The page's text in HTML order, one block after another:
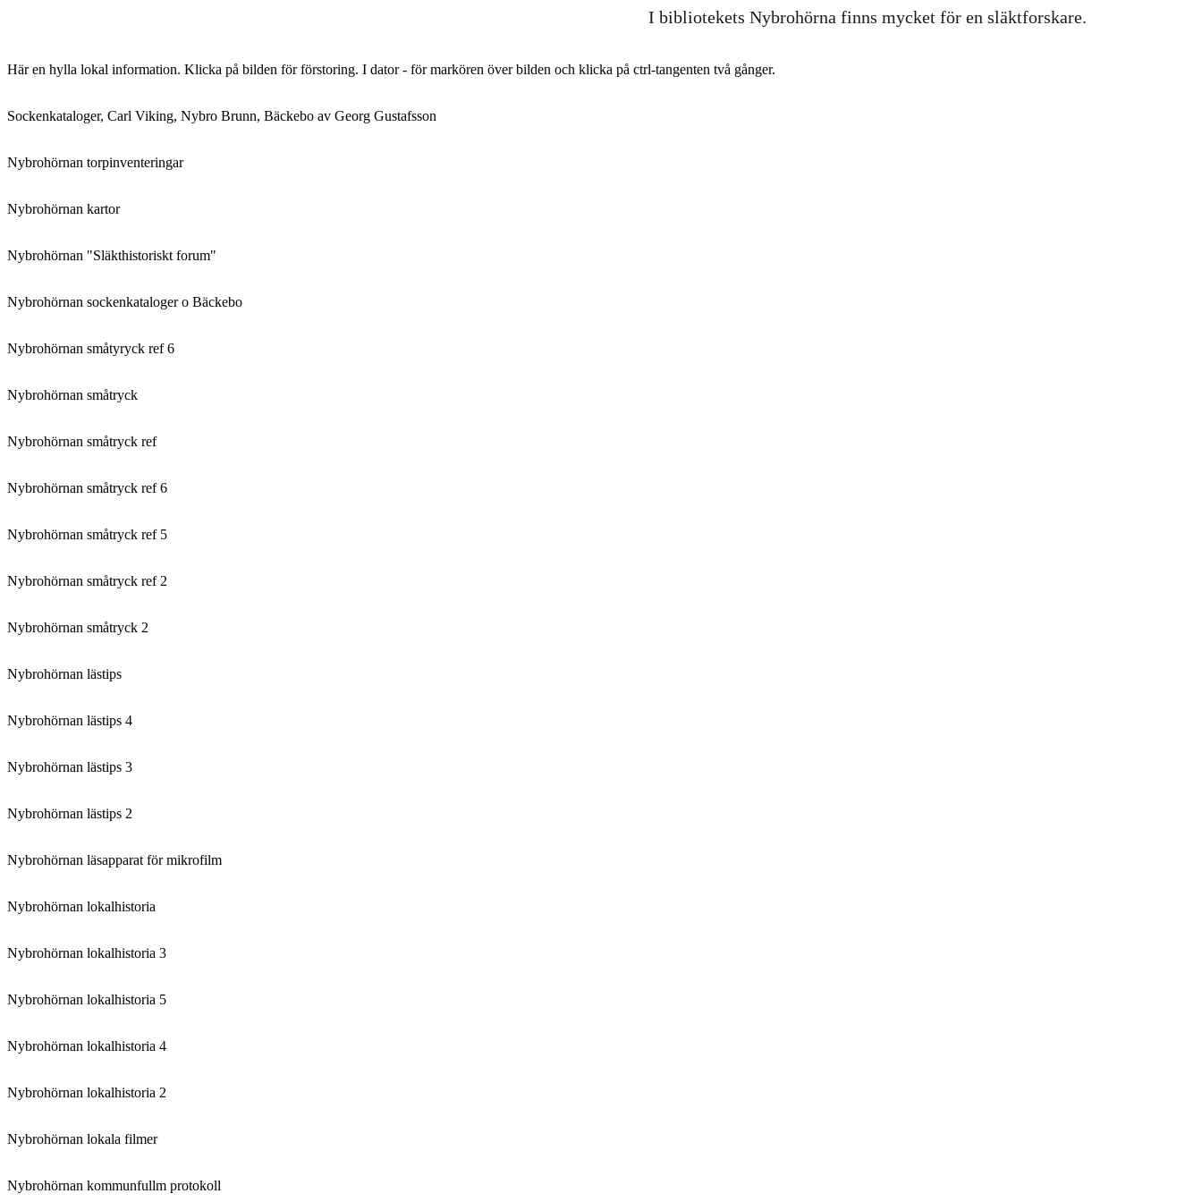
I bibliotekets Nybrohörna finns mycket för en släktforskare.
Här en hylla lokal information. Klicka på bilden för förstoring. I dator - för markören över bilden och klicka på ctrl-tangenten två gånger.
Sockenkataloger, Carl Viking, Nybro Brunn, Bäckebo av Georg Gustafsson
Nybrohörnan torpinventeringar
Nybrohörnan kartor
Nybrohörnan "Släkthistoriskt forum"
Nybrohörnan sockenkataloger o Bäckebo
Nybrohörnan småtyryck ref 6
Nybrohörnan småtryck
Nybrohörnan småtryck ref
Nybrohörnan småtryck ref 6
Nybrohörnan småtryck ref 5
Nybrohörnan småtryck ref 2
Nybrohörnan småtryck 2
Nybrohörnan lästips
Nybrohörnan lästips 4
Nybrohörnan lästips 3
Nybrohörnan lästips 2
Nybrohörnan läsapparat för mikrofilm
Nybrohörnan lokalhistoria
Nybrohörnan lokalhistoria 3
Nybrohörnan lokalhistoria 5
Nybrohörnan lokalhistoria 4
Nybrohörnan lokalhistoria 2
Nybrohörnan lokala filmer
Nybrohörnan kommunfullm protokoll